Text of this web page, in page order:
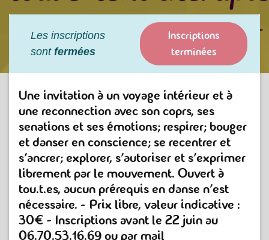
Les inscriptions
sont fermées
Inscriptions
terminées
Une invitation à un voyage intérieur et à
une reconnection avec son coprs, ses
senations et ses émotions; respirer; bouger
et danser en conscience; se recentrer et
s'ancrer; explorer, s'autoriser et s'exprimer
librement par le mouvement. Ouvert à
tou.t.es, aucun prérequis en danse n'est
nécessaire. - Prix libre, valeur indicative :
30€ - Inscriptions avant le 22 juin au
06.70.53.16.69 ou par mail